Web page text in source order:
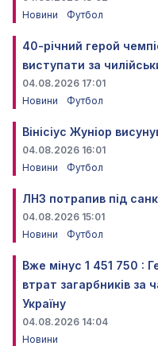
Новини
Футбол
40-річний герой
виступати за
04.08.2026 17:01
Новини
Футбол
Вінісіус Жуніор
04.08.2026 16:01
Новини
Футбол
ЛНЗ потрапив під
04.08.2026 15:01
Новини
Футбол
Вже мінус 1 451 750 :
втрат загарбників за
Україну
04.08.2026 14:04
Новини